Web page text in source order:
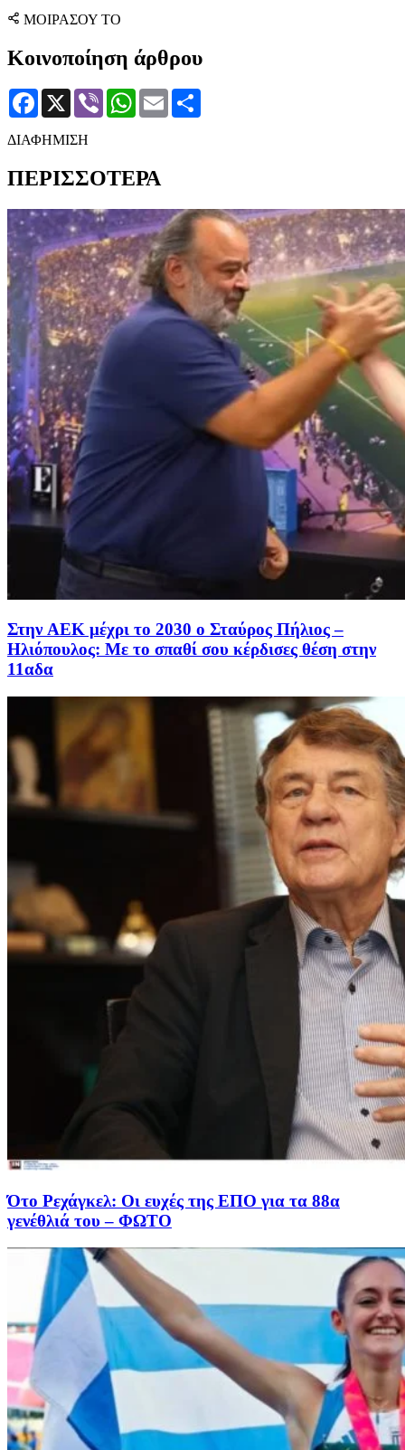
ΜΟΙΡΑΣΟΥ ΤΟ
Κοινοποίηση άρθρου
Facebook
X Viber WhatsApp
Email
ΔΙΑΦΗΜΙΣΗ
ΠΕΡΙΣΣΟΤΕΡΑ
Στην AEK μέχρι το 2030 ο Σταύρος Πήλιος –
Ηλιόπουλος: Με το σπαθί σου κέρδισες θέση στην
11αδα
Ότο Ρεχάγκελ: Οι ευχές της EΠΟ για τα 88α
γενέθλιά του – ΦΩΤΟ